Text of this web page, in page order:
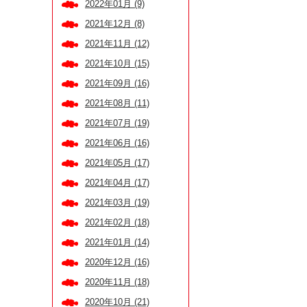
2022年01月 (9)
2021年12月 (8)
2021年11月 (12)
2021年10月 (15)
2021年09月 (16)
2021年08月 (11)
2021年07月 (19)
2021年06月 (16)
2021年05月 (17)
2021年04月 (17)
2021年03月 (19)
2021年02月 (18)
2021年01月 (14)
2020年12月 (16)
2020年11月 (18)
2020年10月 (21)